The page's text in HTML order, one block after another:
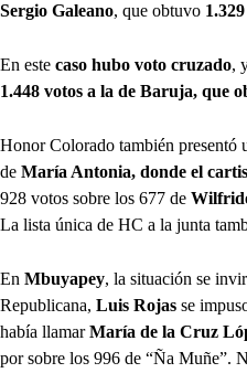
Sergio Galeano, que obtuvo 1.329
En este caso hubo voto cruzado,
1.448 votos a la de Baruja, que
Honor Colorado también presentó
de María Antonia, donde el
928 votos sobre los 677 de
La lista única de HC a la junta
En Mbuyapey, la situación se
Republicana, Luis Rojas se
había llamarMaría de la Cruz
por sobre los 996 de “Ña Muñe”.